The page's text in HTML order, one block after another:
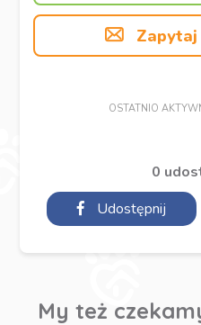
OSTATNIO
0
Udostępnij
My też